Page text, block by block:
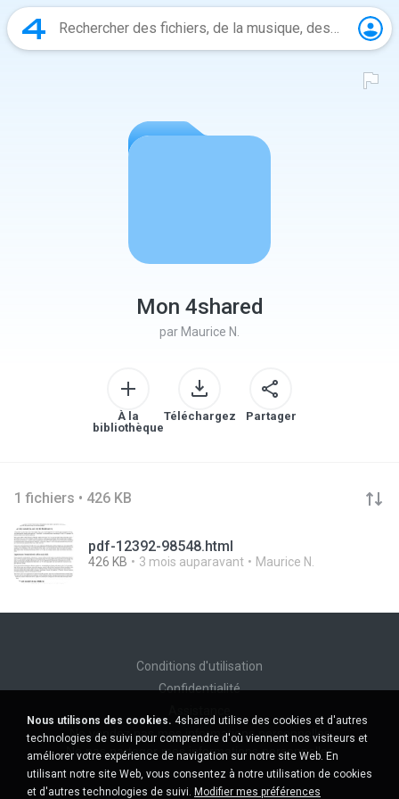
Mon 4shared
par Maurice N.
À la
bibliothèque
Téléchargez Partager
1 fichiers • 426 KB
pdf-12392-98548.html
426 KB 3 mois auparavant Maurice N.
Conditions d'utilisation
Confidentialité
Ne vendez pas mes informations personnelles
Ne pas partager mes informations personnelles
Nous utilisons des cookies. 4shared utilise des cookies et d'autres
technologies de suivi pour comprendre d'où viennent nos visiteurs et
améliorer votre expérience de navigation sur notre site Web. En
utilisant notre site Web, vous consentez à notre utilisation de cookies
et d'autres technologies de suivi. Modifier mes préférences